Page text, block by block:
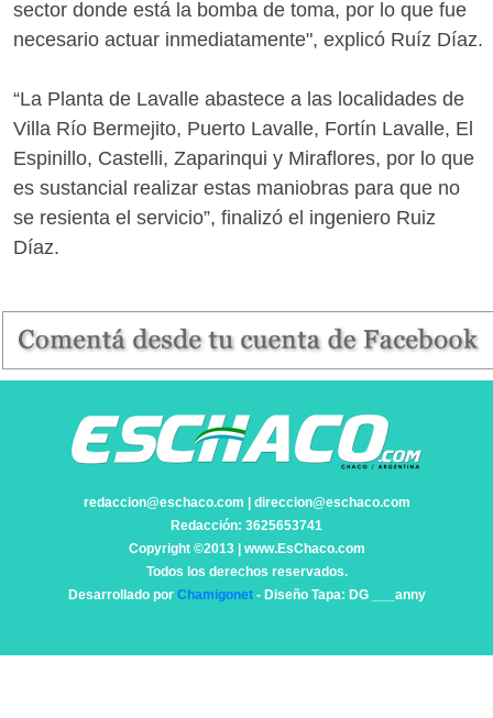
sector donde está la bomba de toma, por lo que fue
necesario actuar inmediatamente", explicó Ruíz Díaz.
“La Planta de Lavalle abastece a las localidades de
Villa Río Bermejito, Puerto Lavalle, Fortín Lavalle, El
Espinillo, Castelli, Zaparinqui y Miraflores, por lo que
es sustancial realizar estas maniobras para que no
se resienta el servicio”, finalizó el ingeniero Ruiz
Díaz.
redaccion@eschaco.com | direccion@eschaco.com
Redacción: 3625653741
Copyright ©2013 | www.EsChaco.com
Todos los derechos reservados.
Desarrollado por Chamigonet- Diseño Tapa: DG ___anny